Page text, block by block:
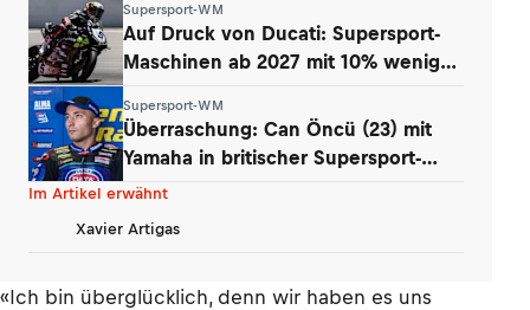
Supersport-WM
Auf Druck von Ducati: Supersport-
Maschinen ab 2027 mit 10% weniger
Supersport-WM
Überraschung: Can Öncü (23) mit
Yamaha in britischer Supersport-
Serie
Im Artikel erwähnt
Xavier Artigas
«Ich bin überglücklich, denn wir haben es uns